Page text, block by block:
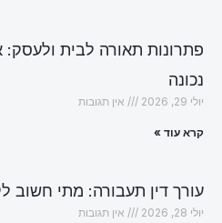
פתרונות תאורה לבית ולעסק:
נכונה
יולי 29, 2026 אין תגובות
קרא עוד »
עורך דין תעבורה: מתי חשוב
יולי 28, 2026 אין תגובות